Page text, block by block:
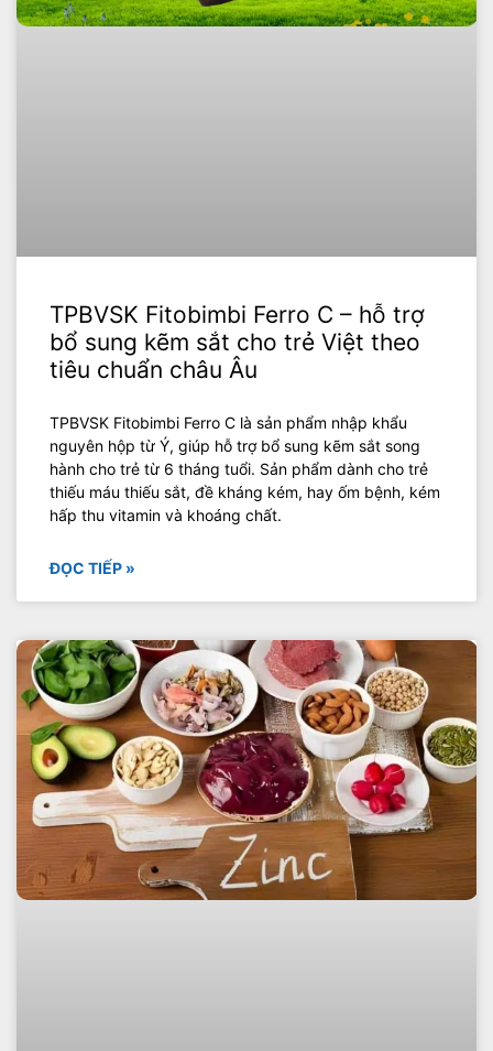
TPBVSK Fitobimbi Ferro C – hỗ trợ
bổ sung kẽm sắt cho trẻ Việt theo
tiêu chuẩn châu Âu
TPBVSK Fitobimbi Ferro C là sản phẩm nhập khẩu
nguyên hộp từ Ý, giúp hỗ trợ bổ sung kẽm sắt song
hành cho trẻ từ 6 tháng tuổi. Sản phẩm dành cho trẻ
thiếu máu thiếu sắt, đề kháng kém, hay ốm bệnh, kém
hấp thu vitamin và khoáng chất.
ĐỌC TIẾP »